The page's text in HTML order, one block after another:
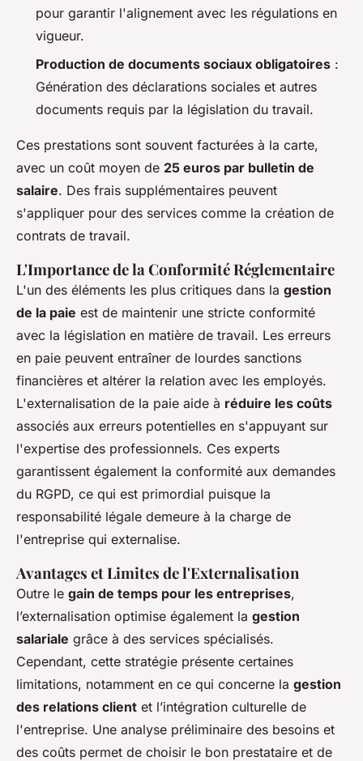
pour garantir l'alignement avec les régulations en
vigueur.
Production de documents sociaux obligatoires :
Génération des déclarations sociales et autres
documents requis par la législation du travail.
Ces prestations sont souvent facturées à la carte,
avec un coût moyen de 25 euros par bulletin de
salaire. Des frais supplémentaires peuvent
s'appliquer pour des services comme la création de
contrats de travail.
L'Importance de la Conformité Réglementaire
L'un des éléments les plus critiques dans la gestion
de la paie est de maintenir une stricte conformité
avec la législation en matière de travail. Les erreurs
en paie peuvent entraîner de lourdes sanctions
financières et altérer la relation avec les employés.
L'externalisation de la paie aide à réduire les coûts
associés aux erreurs potentielles en s'appuyant sur
l'expertise des professionnels. Ces experts
garantissent également la conformité aux demandes
du RGPD, ce qui est primordial puisque la
responsabilité légale demeure à la charge de
l'entreprise qui externalise.
Avantages et Limites de l'Externalisation
Outre le gain de temps pour les entreprises,
l’externalisation optimise également la gestion
salariale grâce à des services spécialisés.
Cependant, cette stratégie présente certaines
limitations, notamment en ce qui concerne la gestion
des relations client et l’intégration culturelle de
l'entreprise. Une analyse préliminaire des besoins et
des coûts permet de choisir le bon prestataire et de